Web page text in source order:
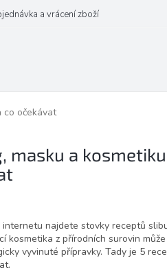
a vrácení zboží
co očekávat
masku a
najdete stovky receptů
kosmetika z přírodních surovin
vyvinuté přípravky. Tady je 5